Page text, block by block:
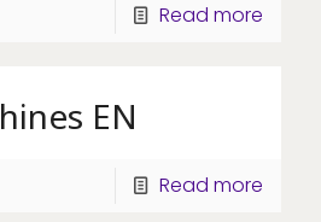
Read more
EN
Read more